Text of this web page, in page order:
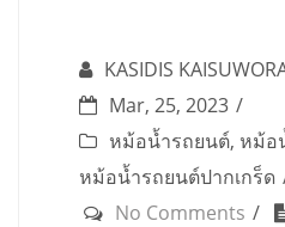
KASIDIS
Mar, 25, 2023
หม้อน้ำรถยนต์, หม้อ
หม้อน้ำรถยนต์ปากเกร็ด
No Comments